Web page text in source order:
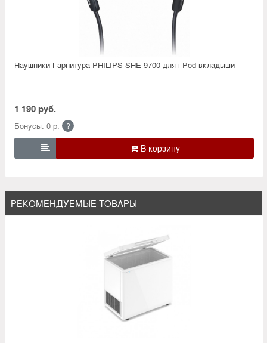
Наушники Гарнитура PHILIPS SHE-9700 для i-Pod вкладыши
1 190 руб.
Бонусы: 0 р. ?

РЕКОМЕНДУЕМЫЕ ТОВАРЫ